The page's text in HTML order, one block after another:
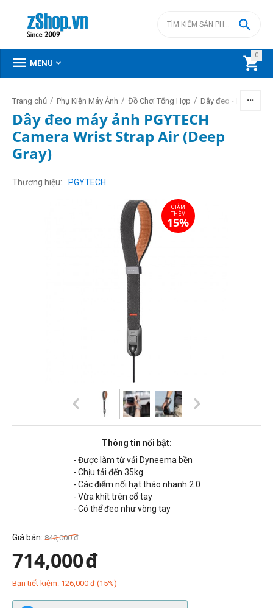
0


 MENU 
Trang chủ / Phụ Kiện Máy Ảnh / Đồ Chơi Tổng Hợp / Dây đeo - Handtrap
Dây đeo máy ảnh PGYTECH
Camera Wrist Strap Air (Deep
Gray)
Thương hiệu PGYTECH
Thông tin nổi bật:
- Được làm từ vải Dyneema bền
- Chịu tải đến 35kg
- Các điểm nối hạt tháo nhanh 2.0
- Vừa khít trên cổ tay
- Có thể đeo như vòng tay
Giá bán:840,000 đ
714,000đ
Bạn tiết kiệm: 126,000 đ (15%)